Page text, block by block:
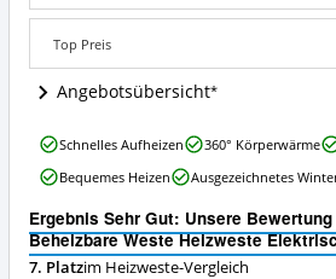
Beheizte
Weste
Angebote:
Wo
ist
Heizweste
erhältlich?
Top Preis
Angebotsübersicht
Ergebnis Sehr Gut: Unsere
Beheizbare Weste Heizweste
7. Platzim Heizweste-Vergleich
Avarmora
Beheizbare
Weste
Elektrische
Beheizte
Weste
Schnelles Aufheizen 360° Körperwärme
Bequemes Heizen
Ausgezeichnetes